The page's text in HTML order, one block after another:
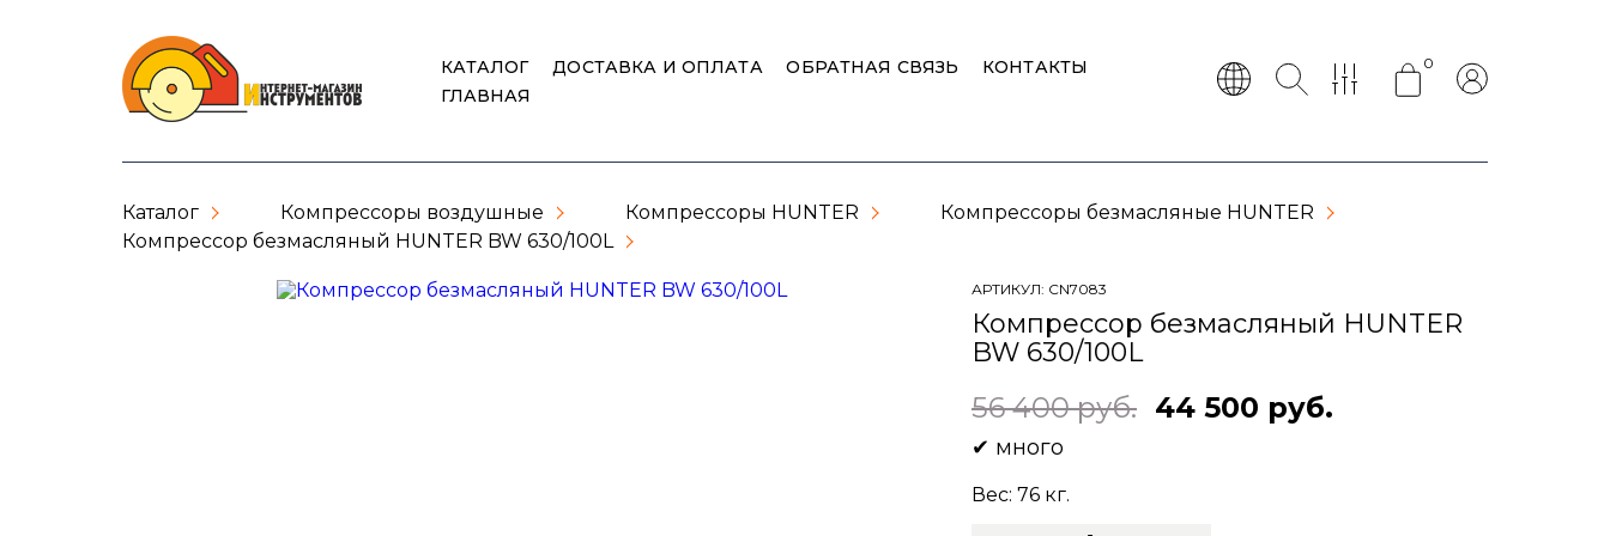
КАТАЛОГ ДОСТАВКА И ОПЛАТА ОБРАТНАЯ СВЯЗЬ
КОНТАКТЫ
ГЛАВНАЯ
0
Каталог Компрессоры воздушные Компрессоры HUNTER
Компрессоры безмасляные HUNTER
Компрессор безмасляный HUNTER BW 630/100L
АРТИКУЛ: CN7083
Компрессор безмасляный HUNTER
BW 630/100L
56 400 руб. 44 500 руб.
✔ много
Вес: 76 кг.